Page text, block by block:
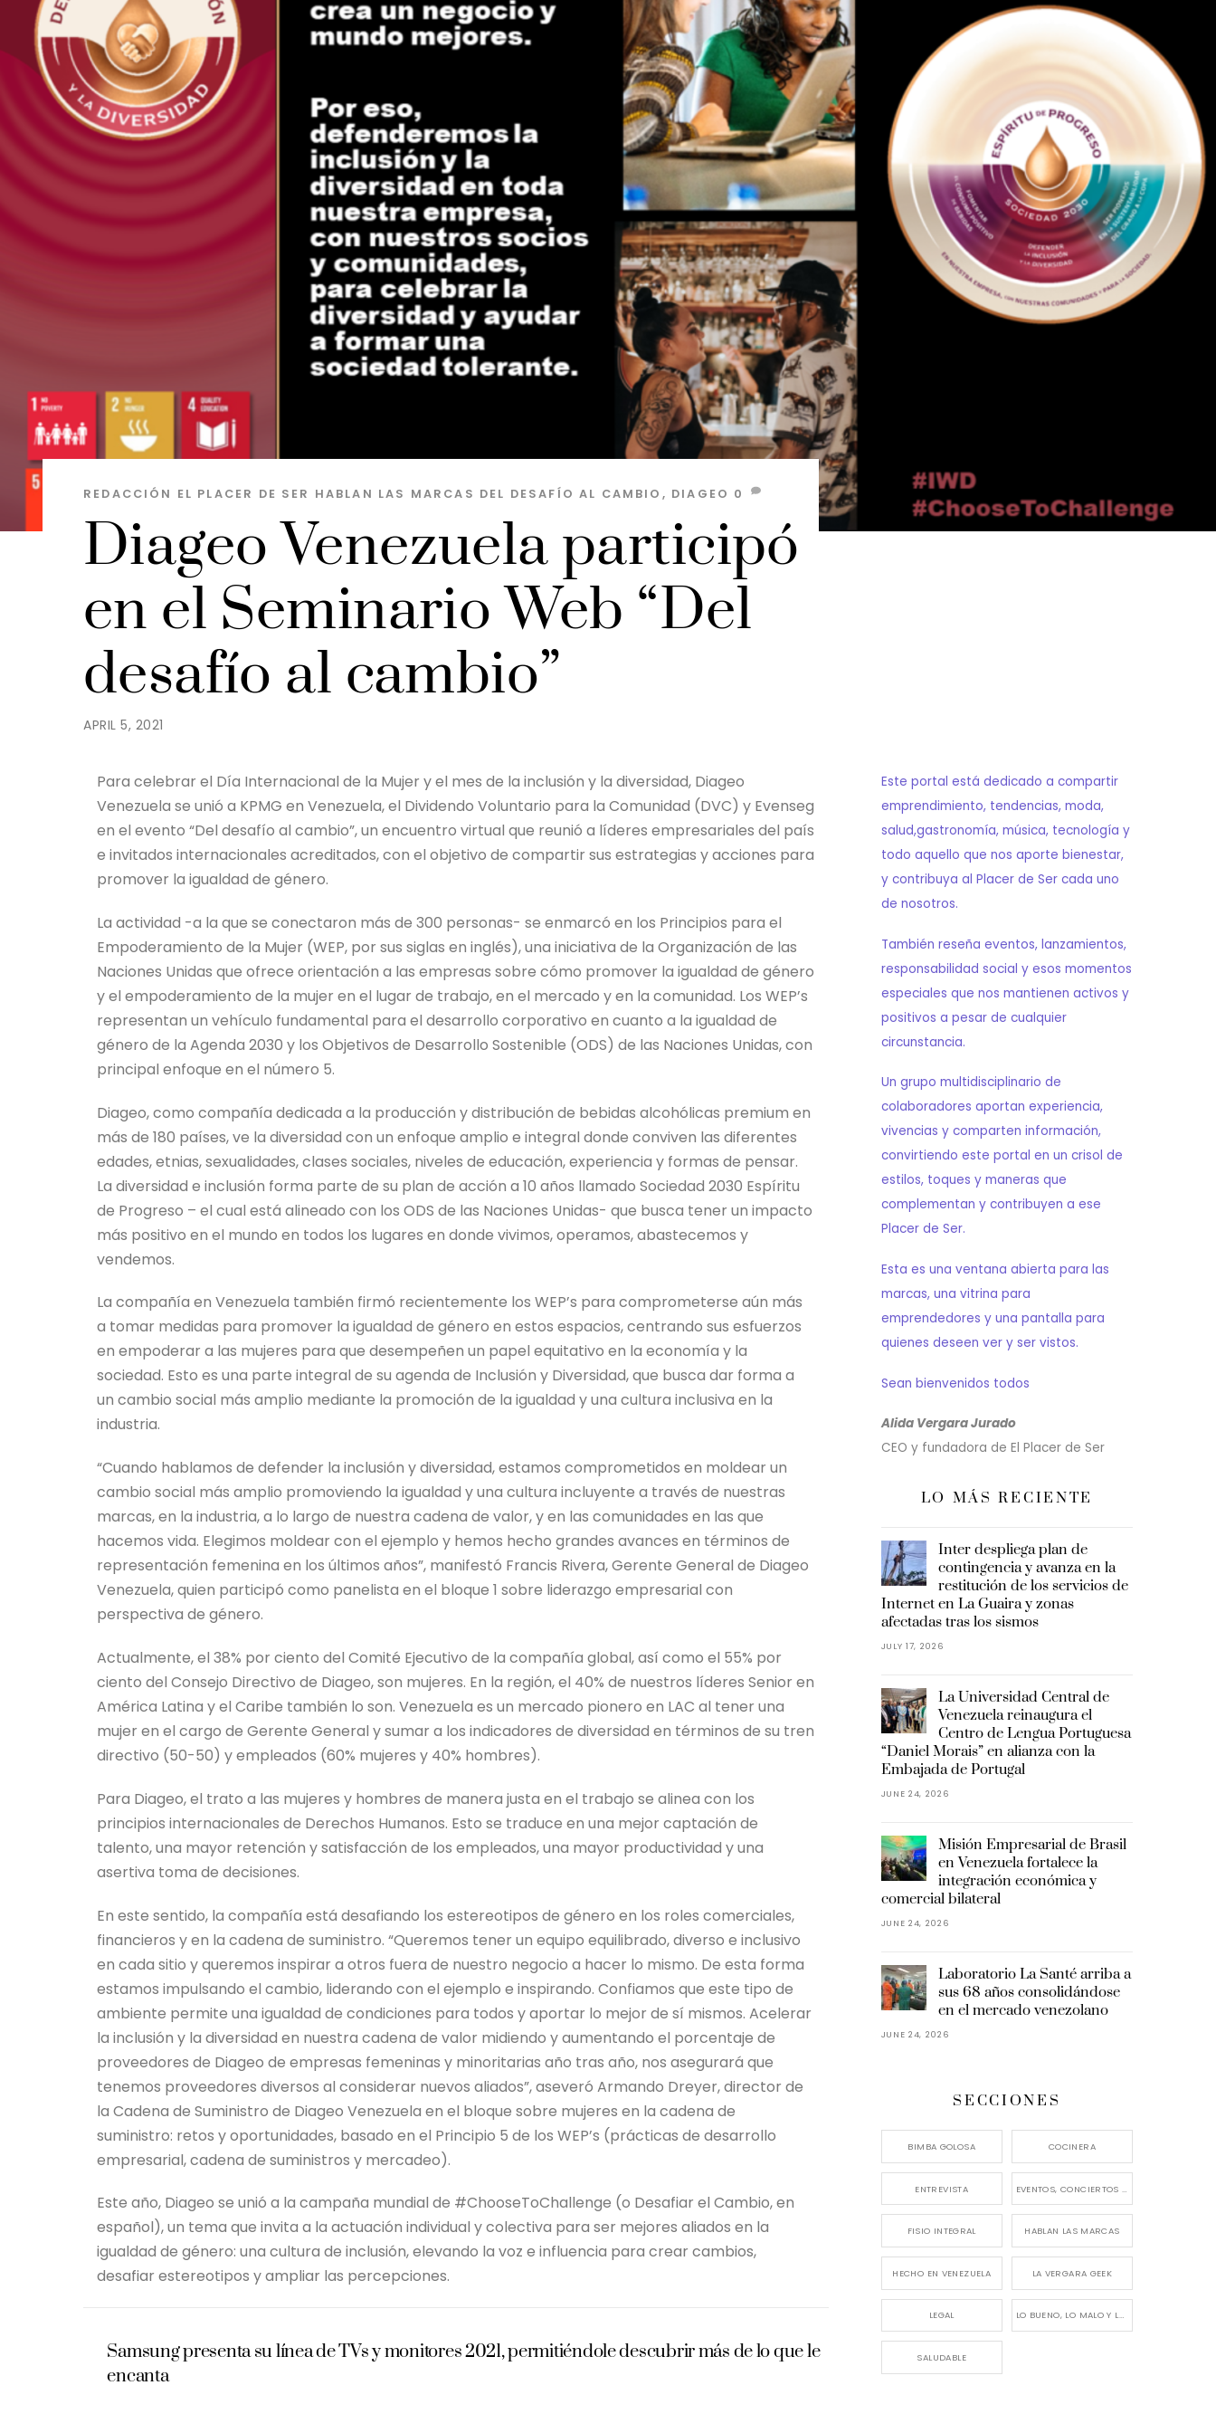
APRIL 5, 2021
Diageo Venezuela participó
en el Seminario Web “Del
desafío al cambio”
REDACCIÓN EL PLACER DE SER HABLAN LAS MARCAS DEL DESAFÍO AL CAMBIO , DIAGEO 0
Para celebrar el Día Internacional de la Mujer y el mes de la inclusión y la diversidad, Diageo
Venezuela se unió a KPMG en Venezuela, el Dividendo Voluntario para la Comunidad (DVC) y Evenseg
en el evento “Del desafío al cambio”, un encuentro virtual que reunió a líderes empresariales del país
e invitados internacionales acreditados, con el objetivo de compartir sus estrategias y acciones para
promover la igualdad de género.
La actividad -a la que se conectaron más de 300 personas- se enmarcó en los Principios para el
Empoderamiento de la Mujer (WEP, por sus siglas en inglés), una iniciativa de la Organización de las
Naciones Unidas que ofrece orientación a las empresas sobre cómo promover la igualdad de género
y el empoderamiento de la mujer en el lugar de trabajo, en el mercado y en la comunidad. Los WEP’s
representan un vehículo fundamental para el desarrollo corporativo en cuanto a la igualdad de
género de la Agenda 2030 y los Objetivos de Desarrollo Sostenible (ODS) de las Naciones Unidas, con
principal enfoque en el número 5.
Diageo, como compañía dedicada a la producción y distribución de bebidas alcohólicas premium en
más de 180 países, ve la diversidad con un enfoque amplio e integral donde conviven las diferentes
edades, etnias, sexualidades, clases sociales, niveles de educación, experiencia y formas de pensar.
La diversidad e inclusión forma parte de su plan de acción a 10 años llamado Sociedad 2030 Espíritu
de Progreso – el cual está alineado con los ODS de las Naciones Unidas- que busca tener un impacto
más positivo en el mundo en todos los lugares en donde vivimos, operamos, abastecemos y
vendemos.
La compañía en Venezuela también firmó recientemente los WEP’s para comprometerse aún más
a tomar medidas para promover la igualdad de género en estos espacios, centrando sus esfuerzos
en empoderar a las mujeres para que desempeñen un papel equitativo en la economía y la
sociedad. Esto es una parte integral de su agenda de Inclusión y Diversidad, que busca dar forma a
un cambio social más amplio mediante la promoción de la igualdad y una cultura inclusiva en la
industria.
“Cuando hablamos de defender la inclusión y diversidad, estamos comprometidos en moldear un
cambio social más amplio promoviendo la igualdad y una cultura incluyente a través de nuestras
marcas, en la industria, a lo largo de nuestra cadena de valor, y en las comunidades en las que
hacemos vida. Elegimos moldear con el ejemplo y hemos hecho grandes avances en términos de
representación femenina en los últimos años”, manifestó Francis Rivera, Gerente General de Diageo
Venezuela, quien participó como panelista en el bloque 1 sobre liderazgo empresarial con
perspectiva de género.
Actualmente, el 38% por ciento del Comité Ejecutivo de la compañía global, así como el 55% por
ciento del Consejo Directivo de Diageo, son mujeres. En la región, el 40% de nuestros líderes Senior en
América Latina y el Caribe también lo son. Venezuela es un mercado pionero en LAC al tener una
mujer en el cargo de Gerente General y sumar a los indicadores de diversidad en términos de su tren
directivo (50-50) y empleados (60% mujeres y 40% hombres).
Para Diageo, el trato a las mujeres y hombres de manera justa en el trabajo se alinea con los
principios internacionales de Derechos Humanos. Esto se traduce en una mejor captación de
talento, una mayor retención y satisfacción de los empleados, una mayor productividad y una
asertiva toma de decisiones.
En este sentido, la compañía está desafiando los estereotipos de género en los roles comerciales,
financieros y en la cadena de suministro. “Queremos tener un equipo equilibrado, diverso e inclusivo
en cada sitio y queremos inspirar a otros fuera de nuestro negocio a hacer lo mismo. De esta forma
estamos impulsando el cambio, liderando con el ejemplo e inspirando. Confiamos que este tipo de
ambiente permite una igualdad de condiciones para todos y aportar lo mejor de sí mismos. Acelerar
la inclusión y la diversidad en nuestra cadena de valor midiendo y aumentando el porcentaje de
proveedores de Diageo de empresas femeninas y minoritarias año tras año, nos asegurará que
tenemos proveedores diversos al considerar nuevos aliados”, aseveró Armando Dreyer, director de
la Cadena de Suministro de Diageo Venezuela en el bloque sobre mujeres en la cadena de
suministro: retos y oportunidades, basado en el Principio 5 de los WEP’s (prácticas de desarrollo
empresarial, cadena de suministros y mercadeo).
Este año, Diageo se unió a la campaña mundial de #ChooseToChallenge (o Desafiar el Cambio, en
español), un tema que invita a la actuación individual y colectiva para ser mejores aliados en la
igualdad de género: una cultura de inclusión, elevando la voz e influencia para crear cambios,
desafiar estereotipos y ampliar las percepciones.
Samsung presenta su línea de TVs y monitores 2021, permitiéndole descubrir más de lo que le
encanta
Este portal está dedicado a compartir
emprendimiento, tendencias, moda,
salud,gastronomía, música, tecnología y
todo aquello que nos aporte bienestar,
y contribuya al Placer de Ser cada uno
de nosotros.
También reseña eventos, lanzamientos,
responsabilidad social y esos momentos
especiales que nos mantienen activos y
positivos a pesar de cualquier
circunstancia.
Un grupo multidisciplinario de
colaboradores aportan experiencia,
vivencias y comparten información,
convirtiendo este portal en un crisol de
estilos, toques y maneras que
complementan y contribuyen a ese
Placer de Ser.
Esta es una ventana abierta para las
marcas, una vitrina para
emprendedores y una pantalla para
quienes deseen ver y ser vistos.
Sean bienvenidos todos
Alida Vergara Jurado
CEO y fundadora de El Placer de Ser
LO MÁS RECIENTE
Inter despliega plan de
contingencia y avanza en la
restitución de los servicios de
Internet en La Guaira y zonas
afectadas tras los sismos
JULY 17, 2026
La Universidad Central de
Venezuela reinaugura el
Centro de Lengua Portuguesa
“Daniel Morais” en alianza con la
Embajada de Portugal
JUNE 24, 2026
Misión Empresarial de Brasil
en Venezuela fortalece la
integración económica y
comercial bilateral
JUNE 24, 2026
Laboratorio La Santé arriba a
sus 68 años consolidándose
en el mercado venezolano
JUNE 24, 2026
SECCIONES
BIMBA GOLOSA COCINERA
ENTREVISTA
FISIO INTEGRAL HABLAN LAS MARCAS
HECHO EN VENEZUELA LA VERGARA GEEK
LEGAL LO BUENO, LO MALO Y LO FEO
SALUDABLE